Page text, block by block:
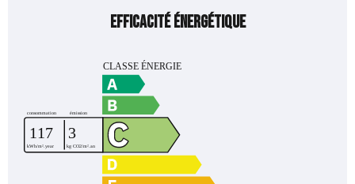
Efficacité énergétique